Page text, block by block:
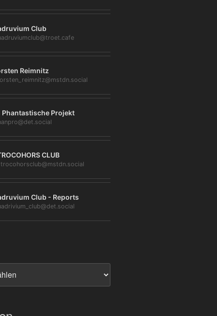
Club
Reimnitz
Phantastische Projekt
CLUB
Club - Reports